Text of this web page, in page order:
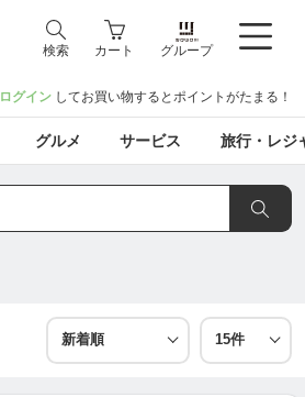
検索 カート グループ
ログイン してお買い物するとポイントがたまる！
グルメ サービス 旅行・レジ